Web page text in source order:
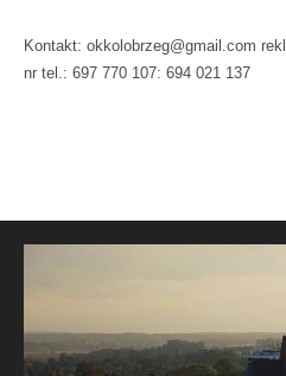
Kontakt: okkolobrzeg@gmail.com
nr tel.: 697 770 107: 694 021 137